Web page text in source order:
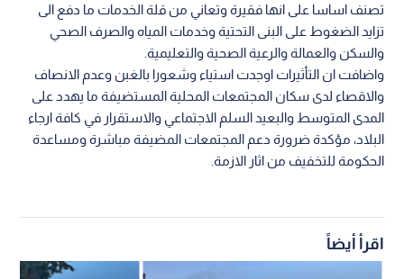
تصنف اساسا على انها فقيرة وتعاني من قلة الخدمات ما دفع الى
تزايد الضغوط على البنى التحتية وخدمات المياه والصرف الصحي
والسكن والعمالة والرعية الصحية والتعليمية.
واضافت ان التأثيرات اوجدت استياء وشعورا بالغبن وعدم الانصاف
والاقصاء لدى سكان المجتمعات المحلية المستضيفة ما يهدد على
المدى المتوسط والبعيد السلم الاجتماعي والاستقرار في كافة ارجاء
البلاد، مؤكدة ضرورة دعم المجتمعات المضيفة مباشرة ومساعدة
الحكومة للتخفيف من اثار الازمة.
اقرأ أيضاً